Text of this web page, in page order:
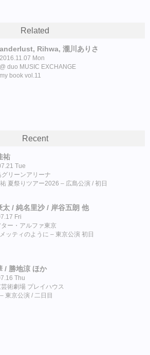
Related
anderlust, Rihwa, 瀧川ありさ
2016.11.07 Mon
duo MUSIC EXCHANGE
my book vol.11
Recent
祐
Tue
グリーンアリーナ
夏祭りツアー2026 – 広島公演 / 初日
太 / 純名里沙 / 岸谷五朗 他
Fri
ター・アルファ東京
ッティのように – 東京公演 初日
/ 勝地涼 ほか
Thu
芸術劇場 プレイハウス
東京公演 / 二日目